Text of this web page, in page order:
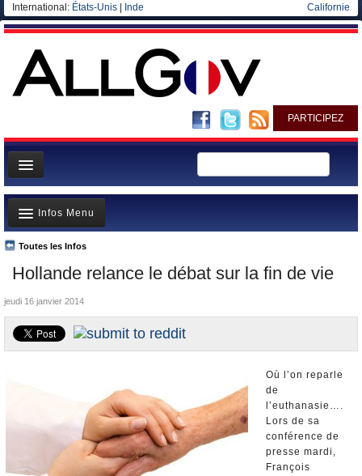
International: États-Unis Inde Californie
PARTICIPEZ
Page d'accueil
Infos
Gouvernement
Ministères/Directions
Blog
Elections européennes
Hollande relance le débat sur la fin de vie
Toutes les Infos
Infos Menu
A la Une
Polémiques
Où va l’argent?
La France et le Monde
Elections européennes
jeudi 16 janvier 2014
Où l’on reparle
de
l’euthanasie….
Lors de sa
conférence de
presse mardi,
François